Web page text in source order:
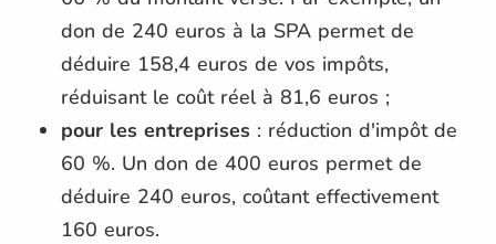
don de 240 euros à la SPA permet de
déduire 158,4 euros de vos impôts,
réduisant le coût réel à 81,6 euros ;
pour les entreprises : réduction d'impôt de
60 %. Un don de 400 euros permet de
déduire 240 euros, coûtant effectivement
160 euros.